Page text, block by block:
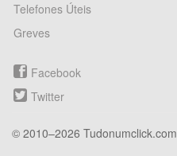
Telefones Úteis
Greves
Facebook
Twitter
© 2010–2026 Tudonumclick.com